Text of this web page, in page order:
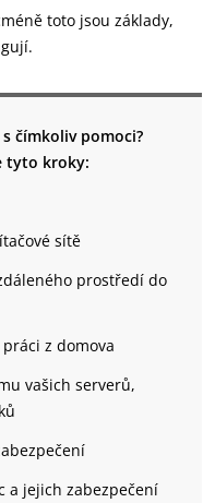
toto jsou základy,
čímkoliv pomoci?
tyto kroky:
sítě
prostředí do
z domova
vašich serverů,
a jejich zabezpečení